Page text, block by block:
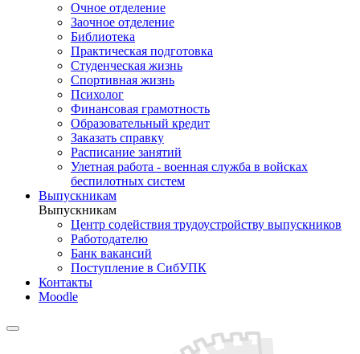
Очное отделение
Заочное отделение
Библиотека
Практическая подготовка
Студенческая жизнь
Спортивная жизнь
Психолог
Финансовая грамотность
Образовательный кредит
Заказать справку
Расписание занятий
Улетная работа - военная служба в войсках
беспилотных систем
Выпускникам
Выпускникам
Центр содействия трудоустройству выпускников
Работодателю
Банк вакансий
Поступление в СибУПК
Контакты
Moodle